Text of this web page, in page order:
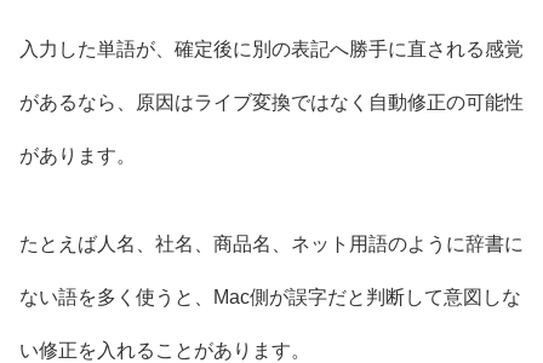
入力した単語が、確定後に別の表記へ勝手に直される感覚
があるなら、原因はライブ変換ではなく自動修正の可能性
があります。
たとえば人名、社名、商品名、ネット用語のように辞書に
ない語を多く使うと、Mac側が誤字だと判断して意図しな
い修正を入れることがあります。